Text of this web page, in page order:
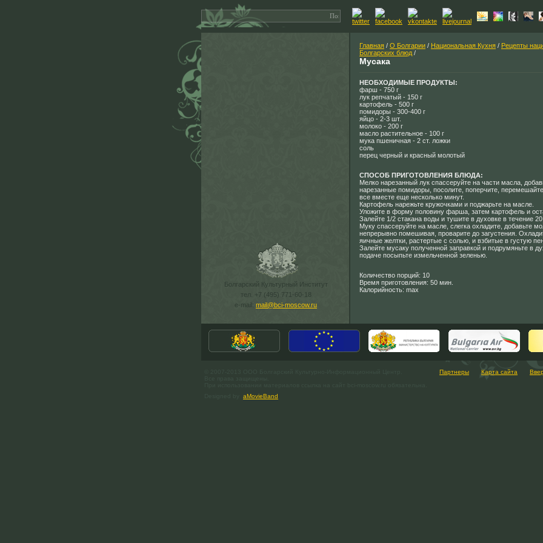
Болгарский Культурный Институт
тел. +7 (495) 771-60-18
e-mail: mail@bci-moscow.ru
Главная / О Болгарии / Национальная Кухня / Рецепты
Болгарских блюд /
Мусака
НЕОБХОДИМЫЕ ПРОДУКТЫ:
фарш - 750 г
лук репчатый - 150 г
картофель - 500 г
помидоры - 300-400 г
яйцо - 2-3 шт.
молоко - 200 г
масло растительное - 100 г
мука пшеничная - 2 ст. ложки
соль
перец черный и красный молотый
СПОСОБ ПРИГОТОВЛЕНИЯ БЛЮДА:
Мелко нарезанный лук спассеруйте на части масла,
нарезанные помидоры, посолите, поперчите,
все вместе еще несколько минут.
Картофель нарежьте кружочками и поджарьте на масле.
Уложите в форму половину фарша, затем картофель и
Залейте 1/2 стакана воды и тушите в духовке в течение
Муку спассеруйте на масле, слегка охладите, добавьте
непрерывно помешивая, проварите до загустения.
яичные желтки, растертые с солью, и взбитые в густую
Залейте мусаку полученной заправкой и подрумяньте в
подаче посыпьте измельченной зеленью.
Количество порций: 10
Время приготовления: 50 мин.
Калорийность: max
aMovieBand
Партнеры Карта сайта